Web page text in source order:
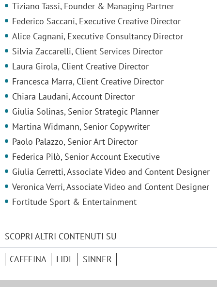
Tiziano Tassi, Founder & Managing Partner
Federico Saccani, Executive Creative Director
Alice Cagnani, Executive Consultancy Director
Silvia Zaccarelli, Client Services Director
Laura Girola, Client Creative Director
Francesca Marra, Client Creative Director
Chiara Laudani, Account Director
Giulia Solinas, Senior Strategic Planner
Martina Widmann, Senior Copywriter
Paolo Palazzo, Senior Art Director
Federica Pilò, Senior Account Executive
Giulia Cerretti, Associate Video and Content Designer
Veronica Verri, Associate Video and Content Designer
Fortitude Sport & Entertainment
SCOPRI ALTRI CONTENUTI SU
CAFFEINA LIDL SINNER